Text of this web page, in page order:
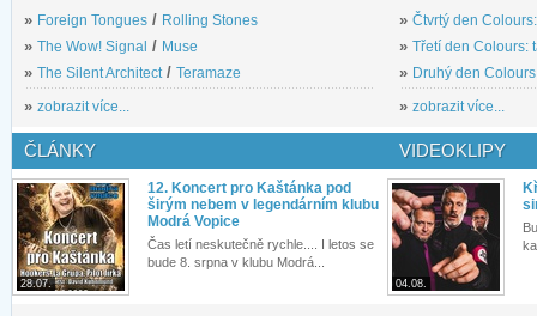
» Foreign Tongues / Rolling Stones
» The Wow! Signal / Muse
» The Silent Architect / Teramaze
» zobrazit více...
» Čtvrtý den
» Třetí den Colours:
» Druhý den
» zobrazit více...
ČLÁNKY
28.07.
12. Koncert pro Kaštánka pod
širým nebem v legendárním klubu
Modrá Vopice
Čas letí neskutečně rychle.... I letos se
bude 8. srpna v klubu Modrá...
VIDEOKLIPY
04.08.